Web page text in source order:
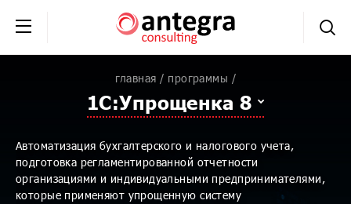
+7 (495) 230-20-02
обратная связь
главная программы
1С:Упрощенка 8
Автоматизация бухгалтерского и налогового учета,
подготовка регламентированной отчетности
организациями и индивидуальными предпринимателями,
которые применяют упрощенную систему